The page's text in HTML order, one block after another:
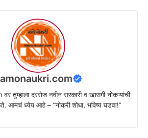
तुम्हाला दररोज नवीन सरकारी व खासगी नोकऱ्यांची
आमचं ध्येय आहे – “नोकरी शोधा, भविष्य घडवा!”